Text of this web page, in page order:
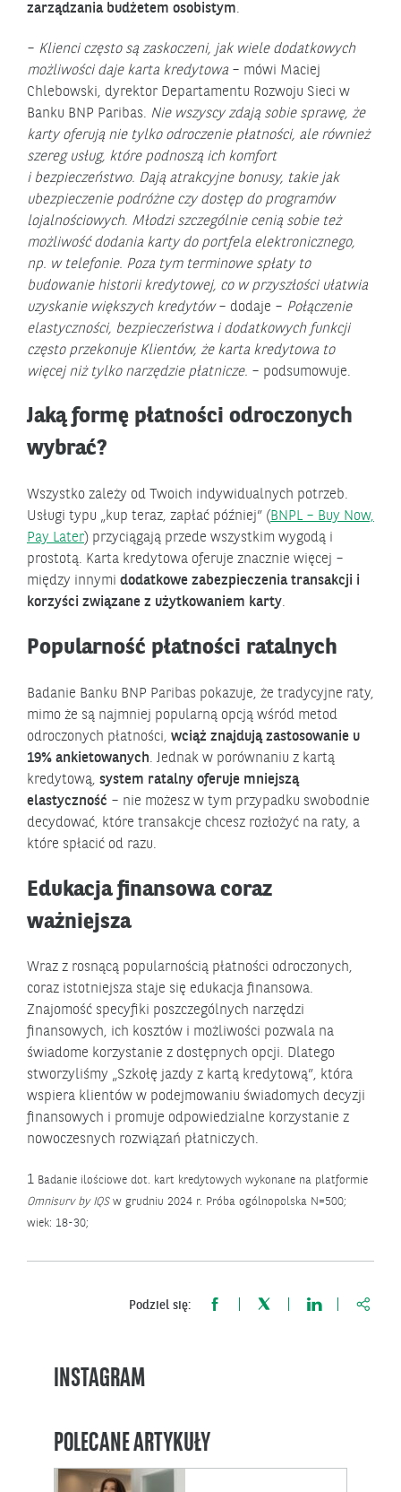
zarządzania budżetem osobistym.
– Klienci często są zaskoczeni, jak wiele dodatkowych
możliwości daje karta kredytowa – mówi Maciej
Chlebowski, dyrektor Departamentu Rozwoju Sieci w
Banku BNP Paribas. Nie wszyscy zdają sobie sprawę, że
karty oferują nie tylko odroczenie płatności, ale również
szereg usług, które podnoszą ich komfort
i bezpieczeństwo. Dają atrakcyjne bonusy, takie jak
ubezpieczenie podróżne czy dostęp do programów
lojalnościowych. Młodzi szczególnie cenią sobie też
możliwość dodania karty do portfela elektronicznego,
np. w telefonie. Poza tym terminowe spłaty to
budowanie historii kredytowej, co w przyszłości ułatwia
uzyskanie większych kredytów– dodaje – Połączenie
elastyczności, bezpieczeństwa i dodatkowych funkcji
często przekonuje Klientów, że karta kredytowa to
więcej niż tylko narzędzie płatnicze. – podsumowuje.
Jaką formę płatności odroczonych
wybrać?
Wszystko zależy od Twoich indywidualnych potrzeb.
Usługi typu „kup teraz, zapłać później” (BNPL – Buy Now,
Pay Later) przyciągają przede wszystkim wygodą i
prostotą. Karta kredytowa oferuje znacznie więcej –
między innymi dodatkowe zabezpieczenia transakcji i
korzyści związane z użytkowaniem karty.
Popularność płatności ratalnych
Badanie Banku BNP Paribas pokazuje, że tradycyjne raty,
mimo że są najmniej popularną opcją wśród metod
odroczonych płatności, wciąż znajdują zastosowanie u
19% ankietowanych. Jednak w porównaniu z kartą
kredytową, system ratalny oferuje mniejszą
elastyczność – nie możesz w tym przypadku swobodnie
decydować, które transakcje chcesz rozłożyć na raty, a
które spłacić od razu.
Edukacja finansowa coraz
ważniejsza
Wraz z rosnącą popularnością płatności odroczonych,
coraz istotniejsza staje się edukacja finansowa.
Znajomość specyfiki poszczególnych narzędzi
finansowych, ich kosztów i możliwości pozwala na
świadome korzystanie z dostępnych opcji. Dlatego
stworzyliśmy „Szkołę jazdy z kartą kredytową”, która
wspiera klientów w podejmowaniu świadomych decyzji
finansowych i promuje odpowiedzialne korzystanie z
nowoczesnych rozwiązań płatniczych.
1 Badanie ilościowe dot. kart kredytowych wykonane na platformie
Omnisurv by IQSw grudniu 2024 r. Próba ogólnopolska N=500;
wiek: 18-30;
Podziel się:
INSTAGRAM
POLECANE ARTYKUŁY